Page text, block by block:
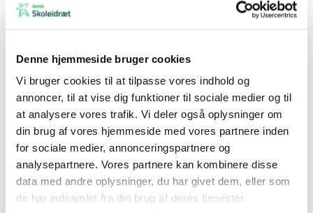
Denne hjemmeside bruger cookies
Vi bruger cookies til at tilpasse vores indhold og
annoncer, til at vise dig funktioner til sociale medier og til
at analysere vores trafik. Vi deler også oplysninger om
din brug af vores hjemmeside med vores partnere inden
for sociale medier, annonceringspartnere og
analysepartnere. Vores partnere kan kombinere disse
data med andre oplysninger, du har givet dem, eller som
de har indsamlet fra din brug af deres tjenester.
Hæftet ”Bevægelse Sammen Ud i Livet” indeholder en række
pædagogiske og didaktiske værktøjer samt konkrete aktiviteter til at
Hæftet fungerer som undervisningsmaterialet til kompetenceløftet
“Bevægelse i specialundervisningen”. Læs mere om
kompetenceløftet her
Materialerne kan hjælpe dig i arbejdet med at anvende bevægelse i
klasserummet samt sikre deltagelse i bevægelsesaktiviteter for elever
i almenskolen samt til specialundervisning.
Prisen på produktet tillægges fragt og ekspeditionsgebyr jvfDansk
Skoleidræts handelsbetingelser.